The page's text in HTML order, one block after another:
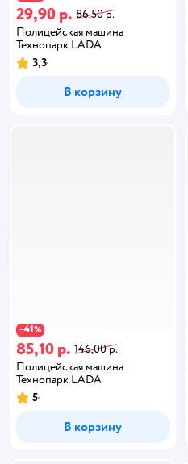
29,90 р. 86,50 р.
Полицейская машина
Технопарк LADA
3,3
В корзину
−41%
85,10 р. 146,00 р.
Полицейская машина
Технопарк LADA
5
В корзину